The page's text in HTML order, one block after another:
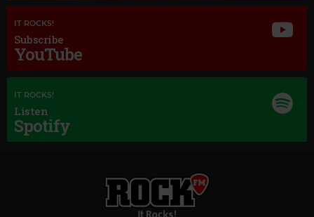
IT ROCKS!
Subscribe
YouTube
IT ROCKS!
Listen
Spotify